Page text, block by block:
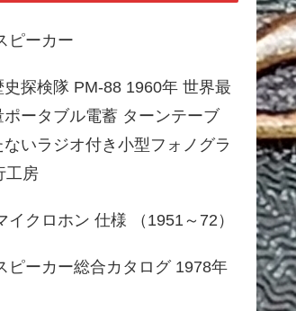
ピーカー
史探検隊 PM-88 1960年 世界最
ータブル電蓄 ターンテーブ
ないラジオ付き小型フォノグラ
工房
イクロホン 仕様 （1951～72）
ピーカー総合カタログ 1978年